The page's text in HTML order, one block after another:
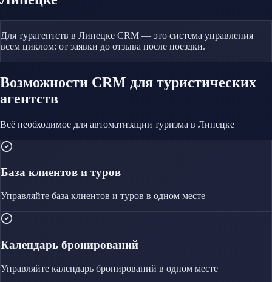
Для турагентств в Липецке CRM — это система управления
всем циклом: от заявки до отзыва после поездки.
Возможности CRM для туристических
агентств
Всё необходимое для автоматизации туризма в Липецке
База клиентов и туров
Управляйте база клиентов и туров в одном месте
Календарь бронирований
Управляйте календарь бронирований в одном месте